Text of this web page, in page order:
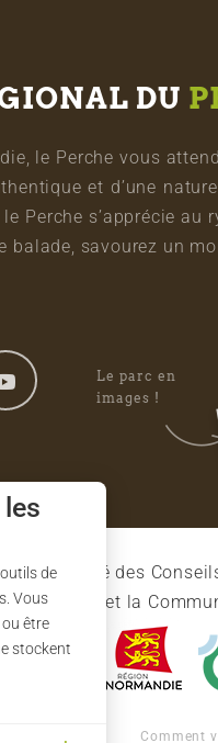
DU
le Perche vous
et d’une
Perche s’apprécie au
balade, savourez un
Le parc en
images !
composé des
L'Etat et la
Comment
de
Vous
être
stockent